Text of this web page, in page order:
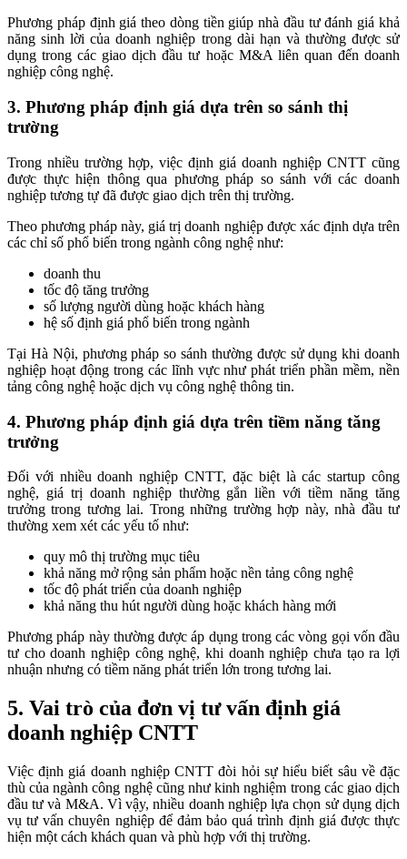
Phương pháp định giá theo dòng tiền giúp nhà đầu tư đánh giá khả
năng sinh lời của doanh nghiệp trong dài hạn và thường được sử
dụng trong các giao dịch đầu tư hoặc M&A liên quan đến doanh
nghiệp công nghệ.
3. Phương pháp định giá dựa trên so sánh thị
trường
Trong nhiều trường hợp, việc định giá doanh nghiệp CNTT cũng
được thực hiện thông qua phương pháp so sánh với các doanh
nghiệp tương tự đã được giao dịch trên thị trường.
Theo phương pháp này, giá trị doanh nghiệp được xác định dựa trên
các chỉ số phổ biến trong ngành công nghệ như:
doanh thu
tốc độ tăng trưởng
số lượng người dùng hoặc khách hàng
hệ số định giá phổ biến trong ngành
Tại Hà Nội, phương pháp so sánh thường được sử dụng khi doanh
nghiệp hoạt động trong các lĩnh vực như phát triển phần mềm, nền
tảng công nghệ hoặc dịch vụ công nghệ thông tin.
4. Phương pháp định giá dựa trên tiềm năng tăng
trưởng
Đối với nhiều doanh nghiệp CNTT, đặc biệt là các startup công
nghệ, giá trị doanh nghiệp thường gắn liền với tiềm năng tăng
trưởng trong tương lai. Trong những trường hợp này, nhà đầu tư
thường xem xét các yếu tố như:
quy mô thị trường mục tiêu
khả năng mở rộng sản phẩm hoặc nền tảng công nghệ
tốc độ phát triển của doanh nghiệp
khả năng thu hút người dùng hoặc khách hàng mới
Phương pháp này thường được áp dụng trong các vòng gọi vốn đầu
tư cho doanh nghiệp công nghệ, khi doanh nghiệp chưa tạo ra lợi
nhuận nhưng có tiềm năng phát triển lớn trong tương lai.
5. Vai trò của đơn vị tư vấn định giá
doanh nghiệp CNTT
Việc định giá doanh nghiệp CNTT đòi hỏi sự hiểu biết sâu về đặc
thù của ngành công nghệ cũng như kinh nghiệm trong các giao dịch
đầu tư và M&A. Vì vậy, nhiều doanh nghiệp lựa chọn sử dụng dịch
vụ tư vấn chuyên nghiệp để đảm bảo quá trình định giá được thực
hiện một cách khách quan và phù hợp với thị trường.